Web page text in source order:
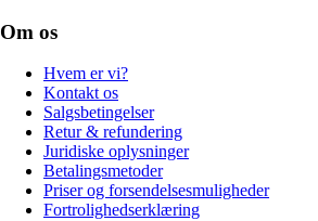
Om os
Hvem er vi?
Kontakt os
Salgsbetingelser
Retur & refundering
Juridiske oplysninger
Betalingsmetoder
Priser og forsendelsesmuligheder
Fortrolighedserklæring